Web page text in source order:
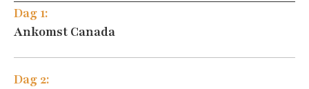
Dag 1:
Ankomst Canada
Dag 2: